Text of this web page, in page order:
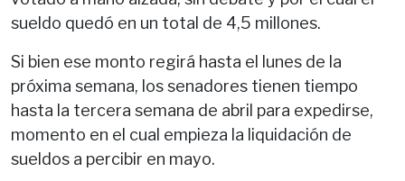
sueldo quedó en un total de 4,5 millones.
Si bien ese monto regirá hasta el lunes de la
próxima semana, los senadores tienen tiempo
hasta la tercera semana de abril para expedirse,
momento en el cual empieza la liquidación de
sueldos a percibir en mayo.